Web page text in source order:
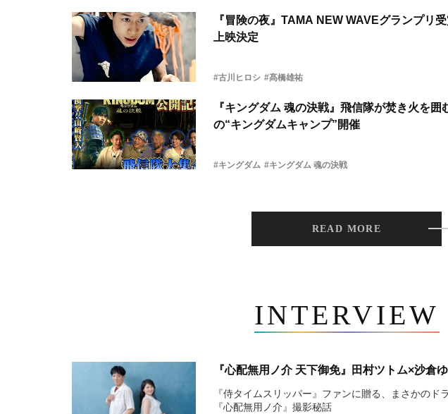
『冒険の夜』TAMA NEW WAVEグランプリ
上映決定
#古川ヒロシ #髙橋雄祐
『キングダム 魂の決戦』飛信隊が焚き火を
の“キングダムキャンプ”開催
#キングダム #キングダム 魂の決戦
READ MORE
INTERVIEW
『心配無用ノ介 天下御免』田村ツトム×沙倉
『侍タイムスリッパー』ファンに贈る、まさかのド
『心配無用ノ介』撮影秘話